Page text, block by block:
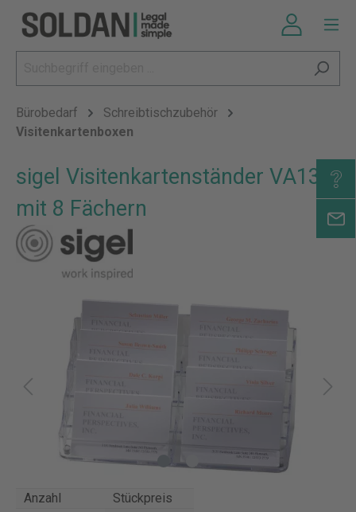
Bürobedarf
Schreibtischzubehör
Visitenkartenboxen
sigel Visitenkartenständer VA138,
mit 8 Fächern
Anzahl Stückpreis